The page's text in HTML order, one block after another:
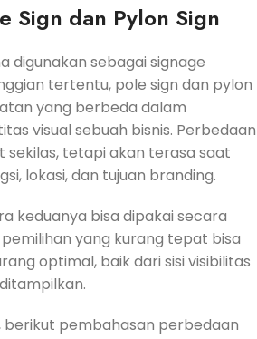
Sign dan Pylon Sign
digunakan sebagai signage
tertentu, pole sign dan pylon
yang berbeda dalam
visual sebuah bisnis. Perbedaan
sekilas, tetapi akan terasa saat
lokasi, dan tujuan branding.
keduanya bisa dipakai secara
yang kurang tepat bisa
optimal, baik dari sisi visibilitas
berikut pembahasan perbedaan